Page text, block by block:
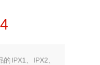
IPX1、IPX2、